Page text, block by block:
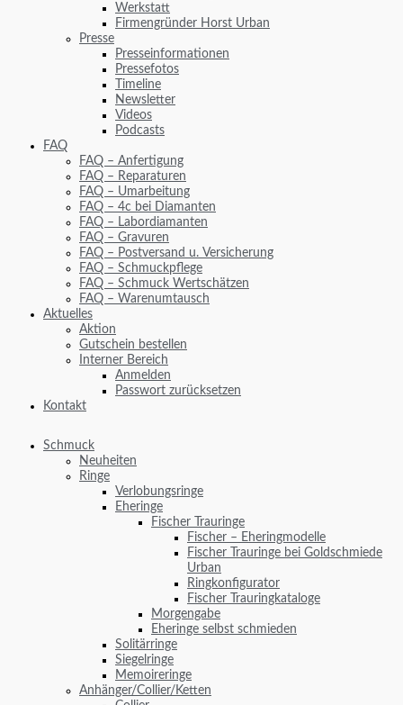
Werkstatt
Firmengründer Horst Urban
Presse
Presseinformationen
Pressefotos
Timeline
Newsletter
Videos
Podcasts
FAQ
FAQ – Anfertigung
FAQ – Reparaturen
FAQ – Umarbeitung
FAQ – 4c bei Diamanten
FAQ – Labordiamanten
FAQ – Gravuren
FAQ – Postversand u. Versicherung
FAQ – Schmuckpflege
FAQ – Schmuck Wertschätzen
FAQ – Warenumtausch
Aktuelles
Aktion
Gutschein bestellen
Interner Bereich
Anmelden
Passwort zurücksetzen
Kontakt
Schmuck
Neuheiten
Ringe
Verlobungsringe
Eheringe
Fischer Trauringe
Fischer – Eheringmodelle
Fischer Trauringe bei Goldschmiede
Urban
Ringkonfigurator
Fischer Trauringkataloge
Morgengabe
Eheringe selbst schmieden
Solitärringe
Siegelringe
Memoireringe
Anhänger/Collier/Ketten